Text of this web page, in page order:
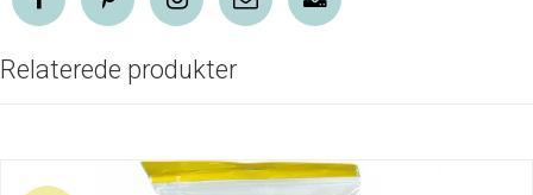
Relaterede produkter